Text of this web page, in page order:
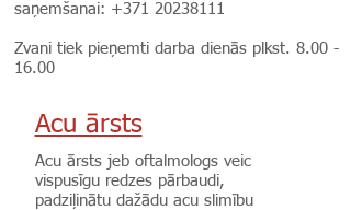
saņemšanai: +371 20238111
Zvani tiek pieņemti darba dienās plkst. 8.00 -
16.00
Acu ārsts
Acu ārsts jeb oftalmologs veic
vispusīgu redzes pārbaudi,
padziļinātu dažādu acu slimību